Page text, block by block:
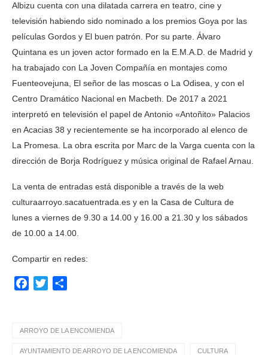
Albizu cuenta con una dilatada carrera en teatro, cine y
televisión habiendo sido nominado a los premios Goya por las
películas Gordos y El buen patrón. Por su parte. Álvaro
Quintana es un joven actor formado en la E.M.A.D. de Madrid y
ha trabajado con La Joven Compañía en montajes como
Fuenteovejuna, El señor de las moscas o La Odisea, y con el
Centro Dramático Nacional en Macbeth. De 2017 a 2021
interpretó en televisión el papel de Antonio «Antoñito» Palacios
en Acacias 38 y recientemente se ha incorporado al elenco de
La Promesa. La obra escrita por Marc de la Varga cuenta con la
dirección de Borja Rodríguez y música original de Rafael Arnau.
La venta de entradas está disponible a través de la web
culturaarroyo.sacatuentrada.es y en la Casa de Cultura de
lunes a viernes de 9.30 a 14.00 y 16.00 a 21.30 y los sábados
de 10.00 a 14.00.
Compartir en redes:
Facebook
Twitter
ARROYO DE LA ENCOMIENDA
AYUNTAMIENTO DE ARROYO DE LA ENCOMIENDA CULTURA